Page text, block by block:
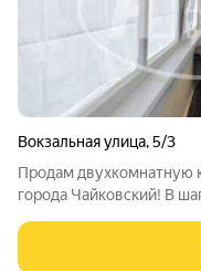
Вокзальная улица,5/3
Продам двухкомнатную
города Чайковский! В
автобусные остановки,
доброжелательные